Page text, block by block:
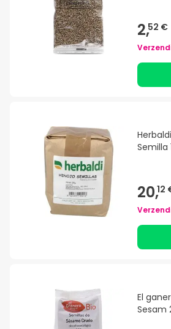
2,52 €
Semilla
20,12
El
Sesam